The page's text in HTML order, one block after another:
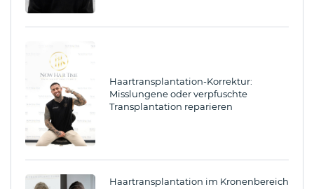
Haartransplantation-Korrektur:
Misslungene oder verpfuschte
Transplantation reparieren
Haartransplantation im Kronenbereich